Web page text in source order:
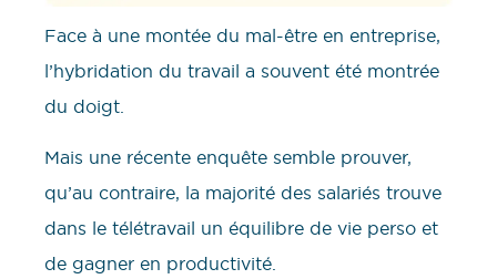
Face à une montée du mal-être en entreprise,
l’hybridation du travail a souvent été montrée
du doigt.
Mais une récente enquête semble prouver,
qu’au contraire, la majorité des salariés trouve
dans le télétravail un équilibre de vie perso et
de gagner en productivité.